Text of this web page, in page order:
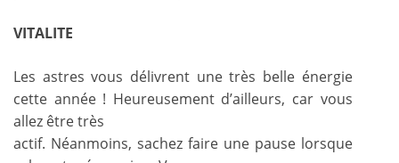
VITALITE
Les astres vous délivrent une très belle énergie
cette année ! Heureusement d’ailleurs, car vous
allez être très
actif. Néanmoins, sachez faire une pause lorsque